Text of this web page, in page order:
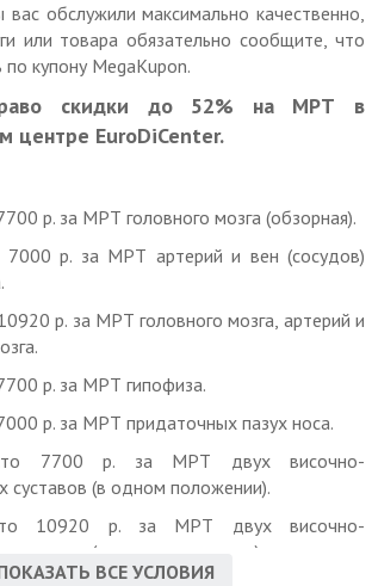
обслужили максимально качественно,
или товара обязательно сообщите, что
купону MegaKupon.
скидки до 52% на МРТ в
центре EuroDiCenter.
р. за МРТ головного мозга (обзорная).
7000 р. за МРТ артерий и вен (сосудов)
р. за МРТ головного мозга, артерий и
р. за МРТ гипофиза.
р. за МРТ придаточных пазух носа.
7700 р. за МРТ двух височно-
суставов (в одном положении).
10920 р. за МРТ двух височно-
суставов (в двух положениях).
ВСЕ УСЛОВИЯ